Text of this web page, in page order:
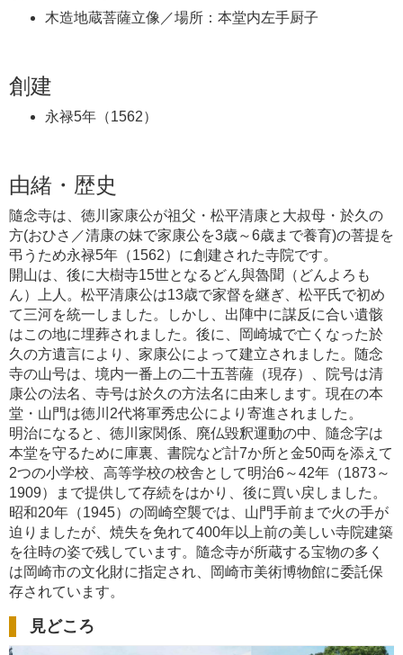
木造地蔵菩薩立像／場所：本堂内左手厨子
創建
永禄5年（1562）
由緒・歴史
隨念寺は、徳川家康公が祖父・松平清康と大叔母・於久の
方(おひさ／清康の妹で家康公を3歳～6歳まで養育)の菩提を
弔うため永禄5年（1562）に創建された寺院です。
開山は、後に大樹寺15世となるどん與魯聞（どんよろも
ん）上人。松平清康公は13歳で家督を継ぎ、松平氏で初め
て三河を統一しました。しかし、出陣中に謀反に合い遺骸
はこの地に埋葬されました。後に、岡崎城で亡くなった於
久の方遺言により、家康公によって建立されました。随念
寺の山号は、境内一番上の二十五菩薩（現存）、院号は清
康公の法名、寺号は於久の方法名に由来します。現在の本
堂・山門は徳川2代将軍秀忠公により寄進されました。
明治になると、徳川家関係、廃仏毀釈運動の中、隨念字は
本堂を守るために庫裏、書院など計7か所と金50両を添えて
2つの小学校、高等学校の校舎として明治6～42年（1873～
1909）まで提供して存続をはかり、後に買い戻しました。
昭和20年（1945）の岡崎空襲では、山門手前まで火の手が
迫りましたが、焼失を免れて400年以上前の美しい寺院建築
を往時の姿で残しています。隨念寺が所蔵する宝物の多く
は岡崎市の文化財に指定され、岡崎市美術博物館に委託保
存されています。
見どころ